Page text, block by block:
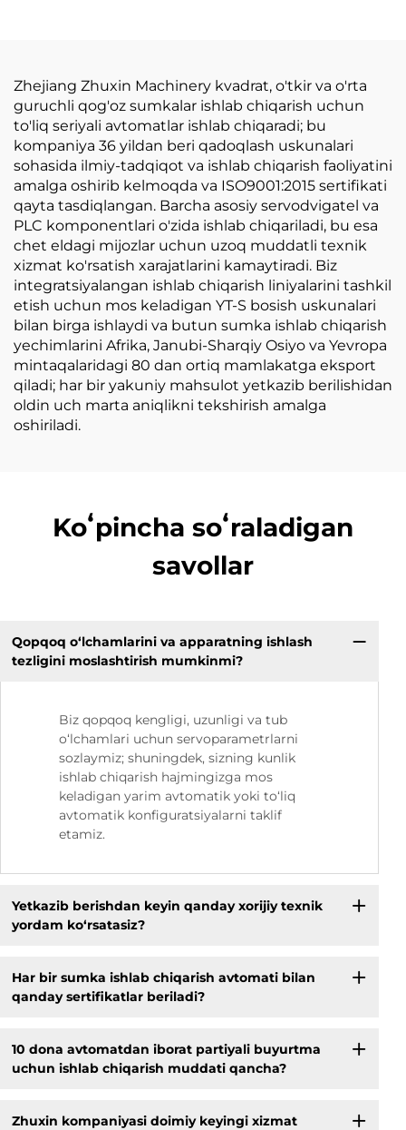
Zhejiang Zhuxin Machinery kvadrat, o'tkir va o'rta
guruchli qog'oz sumkalar ishlab chiqarish uchun
to'liq seriyali avtomatlar ishlab chiqaradi; bu
kompaniya 36 yildan beri qadoqlash uskunalari
sohasida ilmiy-tadqiqot va ishlab chiqarish faoliyatini
amalga oshirib kelmoqda va ISO9001:2015 sertifikati
qayta tasdiqlangan. Barcha asosiy servodvigatel va
PLC komponentlari o'zida ishlab chiqariladi, bu esa
chet eldagi mijozlar uchun uzoq muddatli texnik
xizmat ko'rsatish xarajatlarini kamaytiradi. Biz
integratsiyalangan ishlab chiqarish liniyalarini tashkil
etish uchun mos keladigan YT-S bosish uskunalari
bilan birga ishlaydi va butun sumka ishlab chiqarish
yechimlarini Afrika, Janubi-Sharqiy Osiyo va Yevropa
mintaqalaridagi 80 dan ortiq mamlakatga eksport
qiladi; har bir yakuniy mahsulot yetkazib berilishidan
oldin uch marta aniqlikni tekshirish amalga
oshiriladi.
Koʻpincha soʻraladigan
savollar
Qopqoq o‘lchamlarini va apparatning ishlash
tezligini moslashtirish mumkinmi?
Biz qopqoq kengligi, uzunligi va tub
o‘lchamlari uchun servoparametrlarni
sozlaymiz; shuningdek, sizning kunlik
ishlab chiqarish hajmingizga mos
keladigan yarim avtomatik yoki to‘liq
avtomatik konfiguratsiyalarni taklif
etamiz.
Yetkazib berishdan keyin qanday xorijiy texnik
yordam ko‘rsatasiz?
Har bir sumka ishlab chiqarish avtomati bilan
qanday sertifikatlar beriladi?
10 dona avtomatdan iborat partiyali buyurtma
uchun ishlab chiqarish muddati qancha?
Zhuxin kompaniyasi doimiy keyingi xizmat